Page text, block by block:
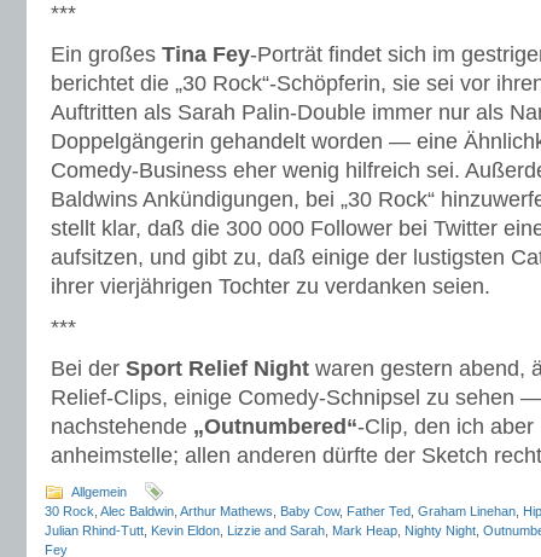
***
Ein großes Tina Fey-Porträt findet sich im
berichtet die „30 Rock“-Schöpferin, sie sei vor
Auftritten als Sarah Palin-Double immer nur als
Doppelgängerin gehandelt worden — eine
Comedy-Business eher wenig hilfreich sei.
Baldwins Ankündigungen, bei „30 Rock“
stellt klar, daß die 300 000 Follower bei Twitter
aufsitzen, und gibt zu, daß einige der lustigsten
ihrer vierjährigen Tochter zu verdanken seien.
***
Bei der Sport Relief Night waren gestern abend,
Relief-Clips, einige Comedy-Schnipsel zu sehen
nachstehende „Outnumbered“-Clip, den ich
anheimstelle; allen anderen dürfte der Sketch
Allgemein
30 Rock Alec Baldwin Arthur Mathews Baby Cow, Father Ted Graham Linehan
Julian Rhind-Tutt Kevin Eldon Lizzie and Sarah Mark Heap Nighty Night
Fey